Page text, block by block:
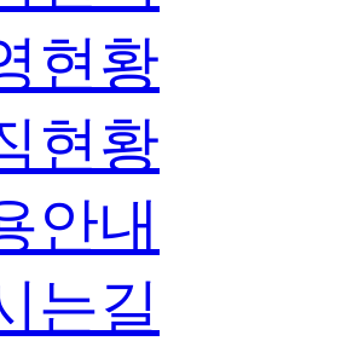
현황
현황
안내
는길